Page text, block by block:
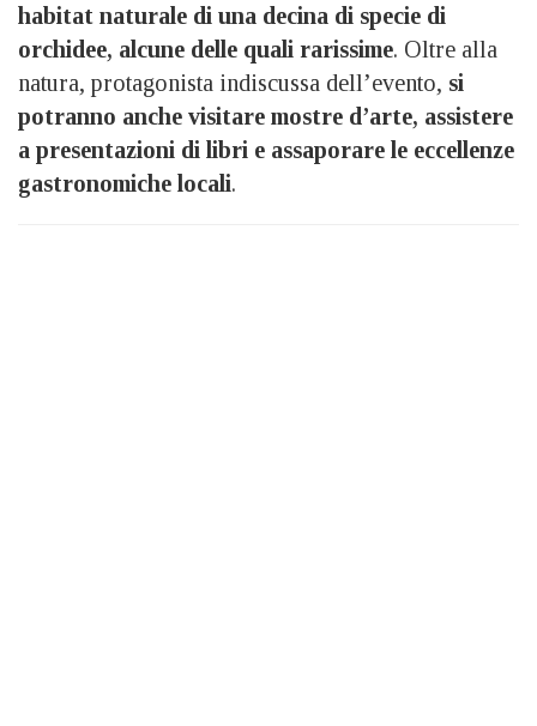
habitat naturale di una decina di specie di
orchidee, alcune delle quali rarissime. Oltre alla
natura, protagonista indiscussa dell’evento, si
potranno anche visitare mostre d’arte, assistere
a presentazioni di libri e assaporare le eccellenze
gastronomiche locali.